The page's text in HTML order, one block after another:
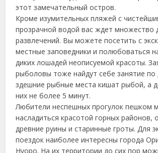
этот замечательный остров.
Кроме изумительных пляжей с
прозрачной водой вас ждет множество
развлечений. Вы можете посетить с
местные заповедники и полюбоваться
диких лошадей неописуемой красоты.
рыболовы тоже найдут себе занятие по
здешние рыбные места кишат рыбой, а
них не более 5 минут.
Любители неспешных прогулок пешком
насладиться красотой горных районов,
древние руины и старинные гроты. Для
поездок наиболее интересны города
Нуоро. На их территории до сих пор